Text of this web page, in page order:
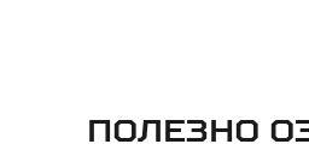
Полезно